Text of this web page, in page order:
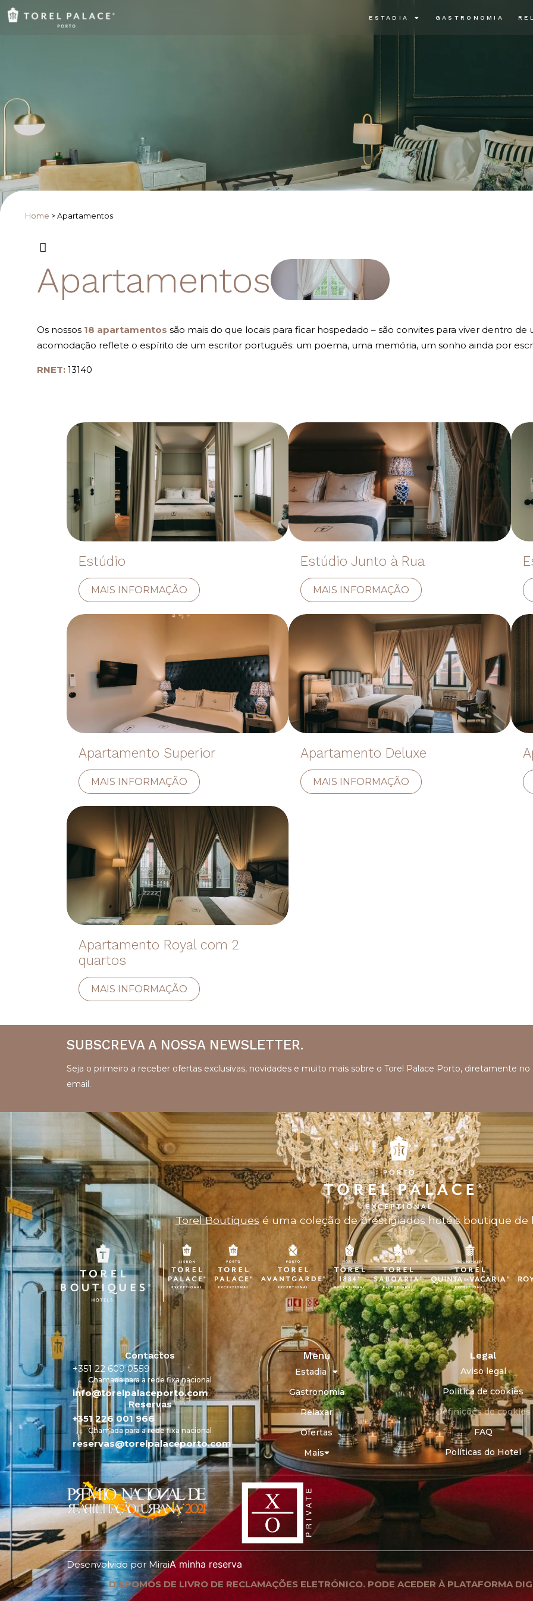
ESTADIA GASTRONOMIA
Home > Apartamentos
Apartamentos
Os nossos 18 apartamentos são mais do que locais para ficar hospedado – são convites para viver dentro de
acomodação reflete o espírito de um escritor português: um poema, uma memória, um sonho ainda por
RNET: 13140
Estúdio
MAIS INFORMAÇÃO
Estúdio Junto à Rua
MAIS INFORMAÇÃO
Apartamento Superior
MAIS INFORMAÇÃO
Apartamento Deluxe
MAIS INFORMAÇÃO
Apartamento Royal com 2
quartos
MAIS INFORMAÇÃO
SUBSCREVA A NOSSA NEWSLETTER.
Seja o primeiro a receber ofertas exclusivas, novidades e muito mais sobre o Torel Palace Porto, diretamente no
email.
Torel Boutiques é uma coleção de prestigiados hotéis boutique de
Contactos
+351 22 609 0559
Chamada para a rede fixa nacional
info@torelpalaceporto.com
Reservas
+351 226 001 966
Chamada para a rede fixa nacional
reservas@torelpalaceporto.com
Menu
Estadia
Gastronomia
Relaxar
Ofertas
Mais
Legal
Aviso legal
Política de cookies
Definições de cookies
FAQ
Políticas do Hotel
Desenvolvido por MiraiA minha reserva
DISPOMOS DE LIVRO DE RECLAMAÇÕES ELETRÓNICO. PODE ACEDER À PLATAFORMA